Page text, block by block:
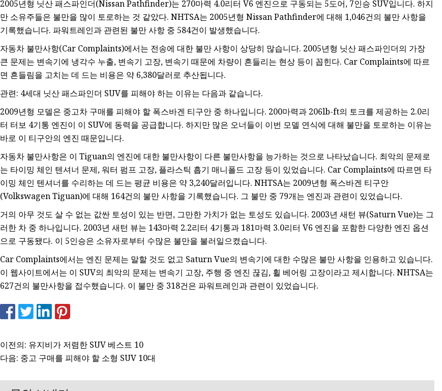
2005년형 닛산 패스파인더(Nissan Pathfinder)는 270마력 4.0리터 V6 엔진으로 구동되는 5도어, 7인승 SUV입니다. 하지
만 소유주들은 불만을 많이 토로하는 것 같았다. NHTSA는 2005년형 Nissan Pathfinder에 대해 1,046건의 불만 사항을
기록했습니다. 파워트레인과 관련된 불만 사항 중 584건이 발생했습니다.
자동차 불만사항(Car Complaints)에서는 전송에 대한 불만 사항이 상당히 많습니다. 2005년형 닛산 패스파인더의 가장
큰 문제는 변속기에 냉각수 누출, 변속기 고장, 변속기 때문에 차량이 흔들리는 현상 등이 꼽힌다. Car Complaints에 따르
면 흔들림을 고치는 데 드는 비용은 약 6,380달러로 추산됩니다.
관련: 4세대 닛산 패스파인더 SUV를 피해야 하는 이유는 다음과 같습니다.
2009년형 모델은 중고차 구매를 피해야 할 폭스바겐 티구안 중 하나입니다. 200마력과 206lb-ft의 토크를 제공하는 2.0리
터 터보 4기통 엔진이 이 SUV에 동력을 공급합니다. 하지만 많은 오너들이 이번 모델 연식에 대해 불만을 토로하는 이유는
바로 이 티구안의 엔진 때문입니다.
자동차 불만사항은 이 Tiguan의 엔진에 대한 불만사항이 다른 불만사항을 능가하는 것으로 나타났습니다. 최악의 문제로
는 타이밍 체인 텐셔너 문제, 워터 펌프 고장, 플라스틱 흡기 매니폴드 고장 등이 있었습니다. Car Complaints에 따르면 타
이밍 체인 텐셔너를 수리하는 데 드는 평균 비용은 약 3,240달러입니다. NHTSA는 2009년형 폭스바겐 티구안
(Volkswagen Tiguan)에 대해 164건의 불만 사항을 기록했습니다. 그 불만 중 79개는 엔진과 관련이 있었습니다.
거의 아무 것도 살 수 없는 값싼 토성이 있는 반면, 그만한 가치가 없는 토성도 있습니다. 2003년 새턴 뷰(Saturn Vue)는 그
러한 차 중 하나입니다. 2003년 새턴 뷰는 143마력 2.2리터 4기통과 181마력 3.0리터 V6 엔진을 포함한 다양한 엔진 옵션
으로 구동됐다. 이 5인승은 소유자로부터 수많은 불만을 불러일으켰습니다.
Car Complaints에서는 엔진 문제는 말할 것도 없고 Saturn Vue의 변속기에 대한 수많은 불만 사항을 인용하고 있습니다.
이 웹사이트에서는 이 SUV의 최악의 문제는 변속기 고장, 주행 중 엔진 끊김, 휠 베어링 고장이라고 제시합니다. NHTSA는
627건의 불만사항을 접수했습니다. 이 불만 중 318건은 파워트레인과 관련이 있었습니다.
이전의: 유지비가 저렴한 SUV 베스트 10
다음: 중고 구매를 피해야 할 소형 SUV 10대